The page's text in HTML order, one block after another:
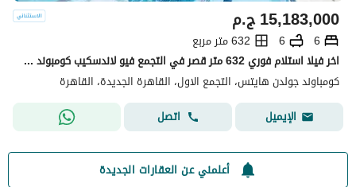
ج.م15,183,000
6
6
632 متر مربع
اخر فيلا استلام فوري 632 متر قصر في التجمع فيو لاندسكيب كومبوند فيلات فقط امام بوابه الرحاب
كومباوند جولدن هايتس، التجمع الاول، القاهرة الجديدة، القاهرة
الإيميل
اتصل
أعلمني عن العقارات الجديدة